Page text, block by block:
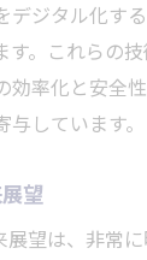
デジタル化す
。これらの
効率化と安全
しています。
望
望は、非常